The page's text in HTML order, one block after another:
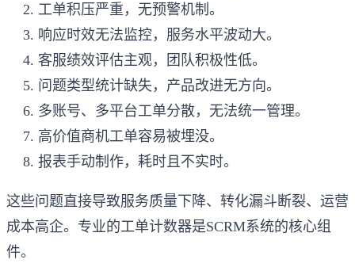
工单积压严重，无预警机制。
响应时效无法监控，服务水平波动大。
客服绩效评估主观，团队积极性低。
问题类型统计缺失，产品改进无方向。
多账号、多平台工单分散，无法统一管理。
高价值商机工单容易被埋没。
报表手动制作，耗时且不实时。
这些问题直接导致服务质量下降、转化漏斗断裂、运营
成本高企。专业的工单计数器是SCRM系统的核心组
件。